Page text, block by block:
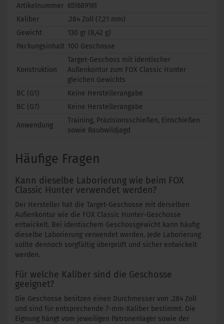
Artikelnummer 651689161
Kaliber
.284 Zoll (7,21 mm)
Gewicht
130 gr (8,42 g)
Packungsinhalt 100 Geschosse
Konstruktion
Target-Geschoss mit identischer
Außenkontur zum FOX Classic Hunter
gleichen Gewichts
BC (G1)
Keine Herstellerangabe
BC (G7)
Keine Herstellerangabe
Anwendung
Training, Präzisionsschießen, Einschießen
sowie Raubwildjagd
Häufige Fragen
Kann dieselbe Laborierung wie beim FOX
Classic Hunter verwendet werden?
Der Hersteller hat die Target-Geschosse mit derselben
Außenkontur wie die FOX Classic Hunter-Geschosse
entwickelt. Bei identischem Geschossgewicht kann häufig
dieselbe Laborierung verwendet werden. Jede Laborierung
sollte dennoch sorgfältig überprüft und sicher entwickelt
werden.
Für welche Kaliber sind die Geschosse
geeignet?
Die Geschosse besitzen einen Durchmesser von .284 Zoll
und sind für entsprechende 7-mm-Kaliber bestimmt. Die
Eignung hängt vom jeweiligen Patronenlager sowie der